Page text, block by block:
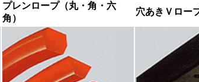
プレンロープ（丸・角・六
角）
穴あきＶロー